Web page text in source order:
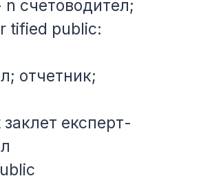
счетоводител;
tified рublic:
отчетник;
експерт-